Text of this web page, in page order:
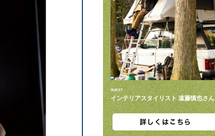
GUEST
インテリアスタイリスト 遠藤慎也さん